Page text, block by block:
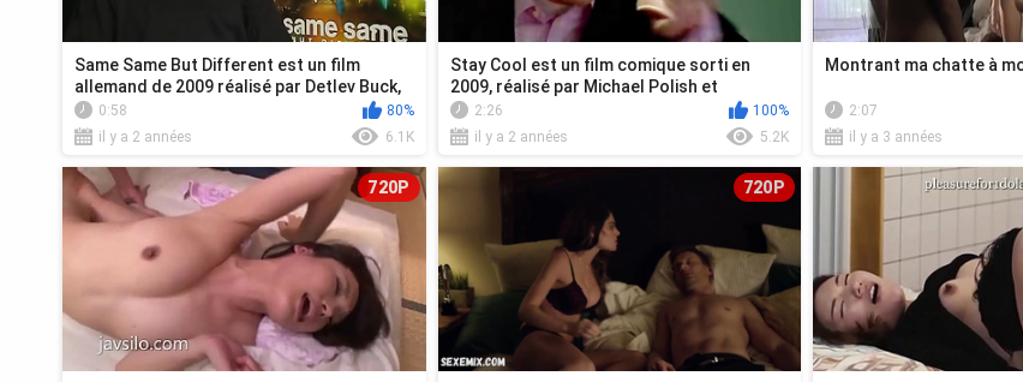
Same Same But Different est un film
allemand de 2009 réalisé par Detlev Buck,
basé...
0:58
80%
il y a 2 années
6.1K
Stay Cool est un film comique sorti en
2009, réalisé par Michael Polish et
mettant...
2:26
100%
il y a 2 années
5.2K
Montrant ma chatte à
2:07
il y a 3 années
720P 720P